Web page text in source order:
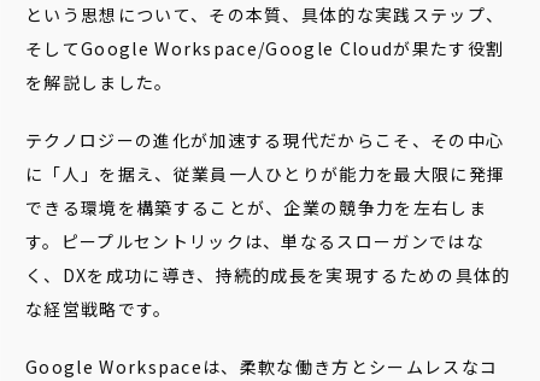
という思想について、その本質、具体的な実践ステップ、
そしてGoogle Workspace/Google Cloudが果たす役割
を解説しました。
テクノロジーの進化が加速する現代だからこそ、その中心
に「人」を据え、従業員一人ひとりが能力を最大限に発揮
できる環境を構築することが、企業の競争力を左右しま
す。ピープルセントリックは、単なるスローガンではな
く、DXを成功に導き、持続的成長を実現するための具体的
な経営戦略です。
Google Workspaceは、柔軟な働き方とシームレスなコ